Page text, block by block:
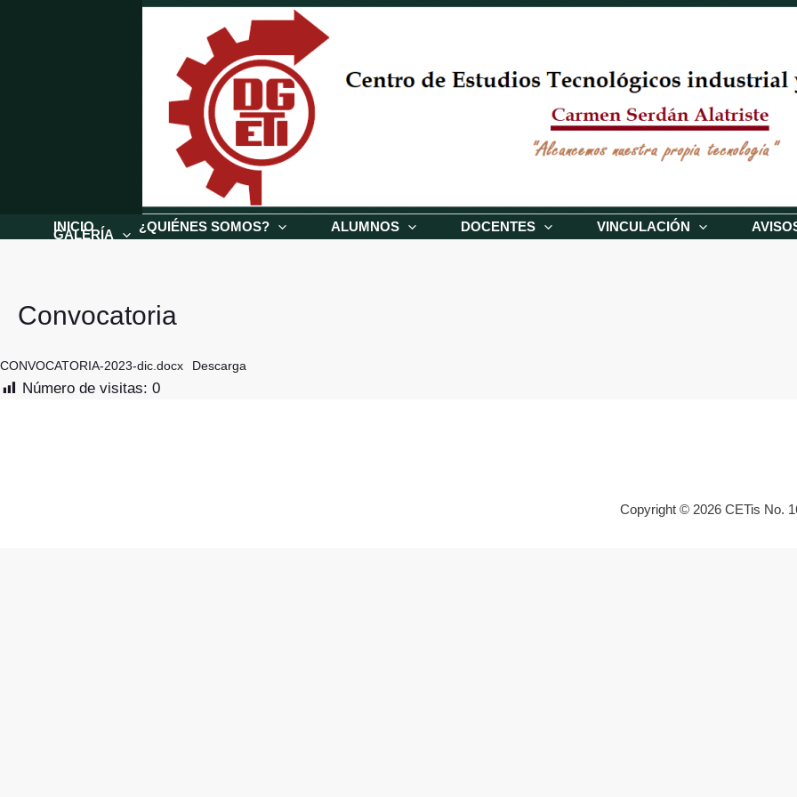
INICIO ¿QUIÉNES SOMOS? ALUMNOS DOCENTES VINCULACIÓN
GALERÍA
Convocatoria
CONVOCATORIA-2023-dic.docx Descarga
Número de visitas: 0
Copyright © 2026 CETis No.